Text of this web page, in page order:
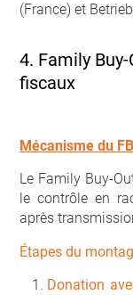
(France) et
4. Family
fiscaux
Mécanisme du
Le Family Buy-
le contrôle en
après
Étapes du
Donation